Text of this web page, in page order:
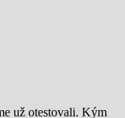
už otestovali. Kým